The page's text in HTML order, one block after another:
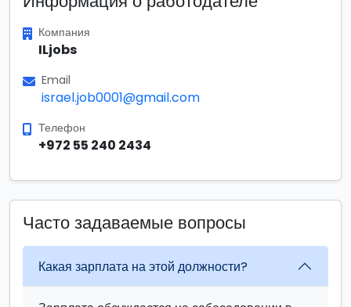
Компания
ILjobs
Email
israel.job0001@gmail.com
Телефон
+972 55 240 2434
Часто задаваемые вопросы
Какая зарплата на этой должности?